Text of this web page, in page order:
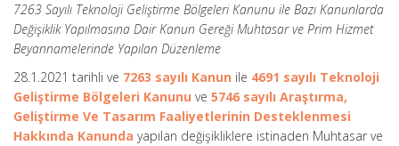
7263 Sayılı Teknoloji Geliştirme Bölgeleri Kanunu ile Bazı Kanunlarda
Değişiklik Yapılmasına Dair Kanun Gereği Muhtasar ve Prim Hizmet
Beyannamelerinde Yapılan Düzenleme
28.1.2021 tarihli ve 7263 sayılı Kanun ile 4691 sayılı Teknoloji
Geliştirme Bölgeleri Kanunu ve 5746 sayılı Araştırma,
Geliştirme Ve Tasarım Faaliyetlerinin Desteklenmesi
Hakkında Kanunda yapılan değişikliklere istinaden Muhtasar ve